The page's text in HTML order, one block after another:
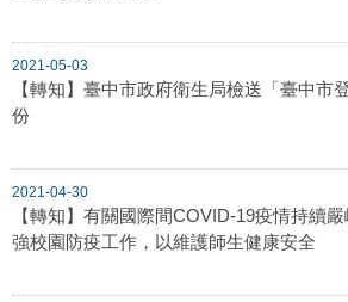
2021-05-03
【轉知】臺中市政府衛生局檢送「臺中市
份
2021-04-30
【轉知】有關國際間COVID-19疫情持續
強校園防疫工作，以維護師生健康安全